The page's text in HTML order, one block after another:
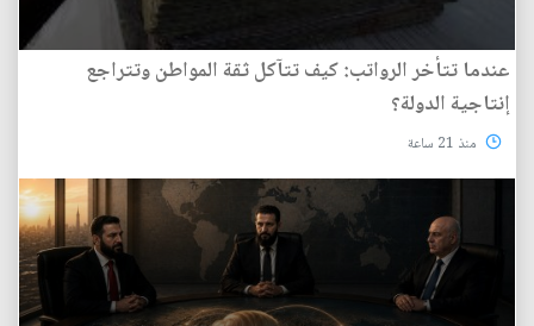
عندما تتأخر الرواتب: كيف تتآكل ثقة المواطن وتتراجع
إنتاجية الدولة؟
منذ 21 ساعة